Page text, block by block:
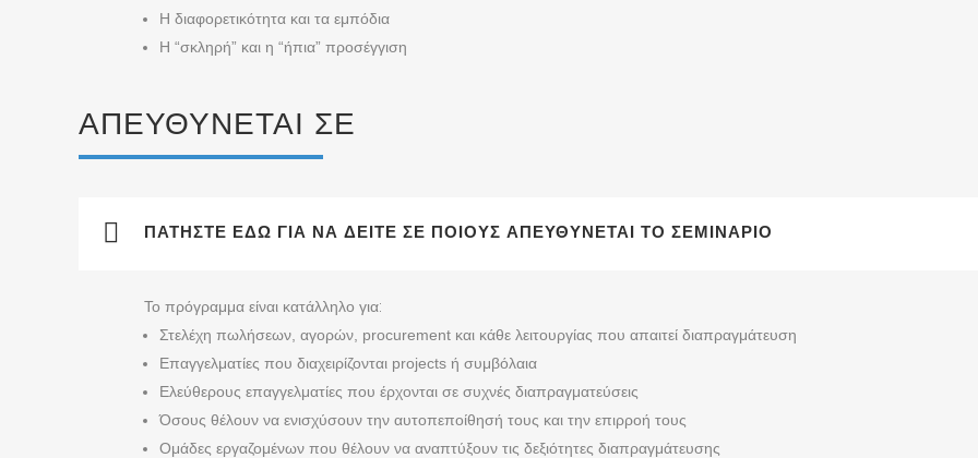
Η διαφορετικότητα και τα εμπόδια
Η “σκληρή” και η “ήπια” προσέγγιση
ΑΠΕΥΘΎΝΕΤΑΙ ΣΕ
ΠΑΤΉΣΤΕ ΕΔΏ ΓΙΑ ΝΑ ΔΕΊΤΕ ΣΕ ΠΟΙΟΥΣ ΑΠΕΥΘΎΝΕΤΑΙ ΤΟ ΣΕΜΙΝΆΡΙΟ
Το πρόγραμμα είναι κατάλληλο για:
Στελέχη πωλήσεων, αγορών, procurement και κάθε λειτουργίας που απαιτεί διαπραγμάτευση
Επαγγελματίες που διαχειρίζονται projects ή συμβόλαια
Ελεύθερους επαγγελματίες που έρχονται σε συχνές διαπραγματεύσεις
Όσους θέλουν να ενισχύσουν την αυτοπεποίθησή τους και την επιρροή τους
Ομάδες εργαζομένων που θέλουν να αναπτύξουν τις δεξιότητες διαπραγμάτευσης